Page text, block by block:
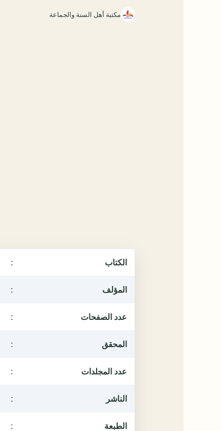
الكتاب :
المؤلف :
عدد الصفحات :
المحقق :
عدد المجلدات :
الناشر :
الطبعة :